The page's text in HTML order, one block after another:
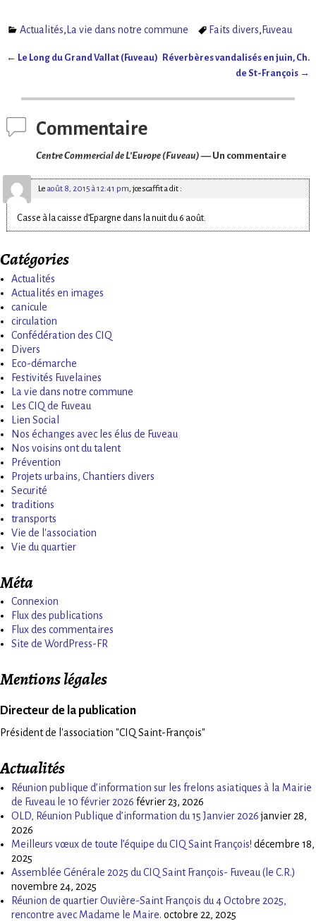
Actualités, La vie dans notre commune Faits divers, Fuveau
← Le Long du Grand Vallat (Fuveau) Réverbères vandalisés en juin, Ch.
de St-François →
Commentaire
Centre Commercial de L’Europe (Fuveau)— Un commentaire
Le août 8, 2015 à 12:41 pm,jcescaffita dit :
Casse à la caisse d’Epargne dans la nuit du 6 août.
Catégories
Actualités
Actualités en images
canicule
circulation
Confédération des CIQ
Divers
Eco-démarche
Festivités Fuvelaines
La vie dans notre commune
Les CIQ de Fuveau
Lien Social
Nos échanges avec les élus de Fuveau
Nos voisins ont du talent
Prévention
Projets urbains, Chantiers divers
Securité
traditions
transports
Vie de l'association
Vie du quartier
Méta
Connexion
Flux des publications
Flux des commentaires
Site de WordPress-FR
Mentions légales
Directeur de la publication
Président de l'association "CIQ Saint-François"
Actualités
Réunion publique d’information sur les frelons asiatiques à la Mairie
de Fuveau le 10 février 2026 février 23, 2026
OLD, Réunion Publique d’information du 15 Janvier 2026 janvier 28,
2026
Meilleurs vœux de toute l’équipe du CIQ Saint François! décembre 18,
2025
Assemblée Générale 2025 du CIQ Saint François- Fuveau (le C.R.)
novembre 24, 2025
Réunion de quartier Ouvière-Saint François du 4 Octobre 2025,
rencontre avec Madame le Maire. octobre 22, 2025